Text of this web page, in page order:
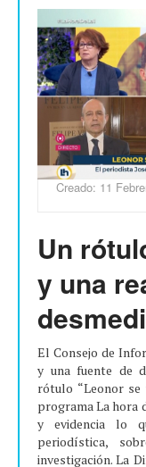
Creado: 11
Un
y una
El Consejo de
y una fuente de
rótulo “Leonor se
programa La hora
y evidencia lo
periodística,
investigación. La